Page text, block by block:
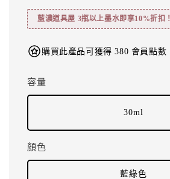
藍濃道具屋 3瓶以上墨水即享10%折扣！
購買此產品可獲得 380 會員點數
容量
30ml
顏色
藍綠色